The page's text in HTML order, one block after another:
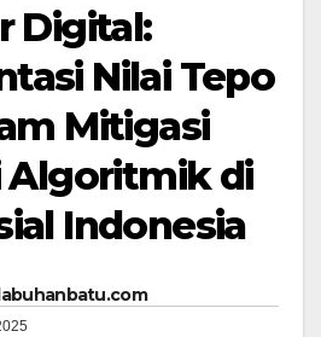
Digital:
Nilai Tepo
Mitigasi
Algoritmik di
Indonesia